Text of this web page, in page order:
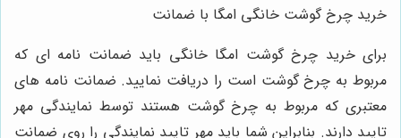
خرید چرخ گوشت خانگی امگا با ضمانت
برای خرید چرخ گوشت امگا خانگی باید ضمانت نامه ای که
مربوط به چرخ گوشت است را دریافت نمایید. ضمانت نامه های
معتبری که مربوط به چرخ گوشت هستند توسط نمایندگی مهر
تایید دارند. بنابراین شما باید مهر تایید نمایندگی را روی ضمانت